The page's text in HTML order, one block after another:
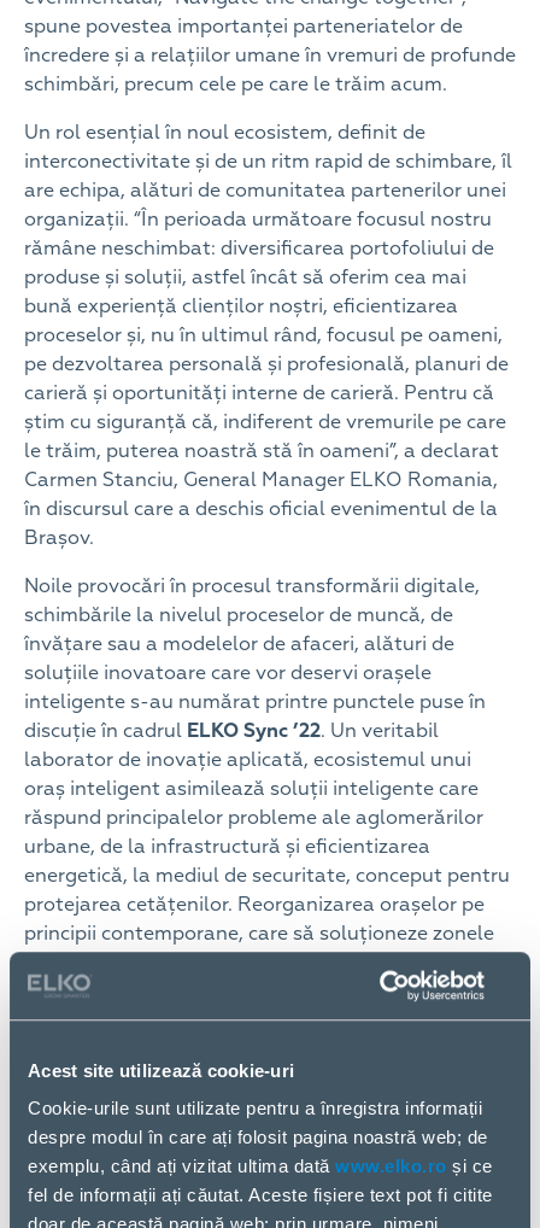
Acest site utilizează cookie-uri
Cookie-urile sunt utilizate pentru a înregistra informații
despre modul în care ați folosit pagina noastră web; de
exemplu, când ați vizitat ultima dată www.elko.ro și ce
fel de informații ați căutat. Aceste fișiere text pot fi citite
spune povestea importanței parteneriatelor de
încredere și a relațiilor umane în vremuri de profunde
schimbări, precum cele pe care le trăim acum.
Un rol esențial în noul ecosistem, definit de
interconectivitate și de un ritm rapid de schimbare, îl
are echipa, alături de comunitatea partenerilor unei
organizații. “În perioada următoare focusul nostru
rămâne neschimbat: diversificarea portofoliului de
produse și soluții, astfel încât să oferim cea mai
bună experiență clienților noștri, eficientizarea
proceselor și, nu în ultimul rând, focusul pe oameni,
pe dezvoltarea personală și profesională, planuri de
carieră și oportunități interne de carieră. Pentru că
știm cu siguranță că, indiferent de vremurile pe care
le trăim, puterea noastră stă în oameni”, a declarat
Carmen Stanciu, General Manager ELKO Romania,
în discursul care a deschis oficial evenimentul de la
Brașov.
Noile provocări în procesul transformării digitale,
schimbările la nivelul proceselor de muncă, de
învățare sau a modelelor de afaceri, alături de
soluțiile inovatoare care vor deservi orașele
inteligente s-au numărat printre punctele puse în
discuție în cadrul ELKO Sync ’22. Un veritabil
laborator de inovație aplicată, ecosistemul unui
oraș inteligent asimilează soluții inteligente care
răspund principalelor probleme ale aglomerărilor
urbane, de la infrastructură și eficientizarea
energetică, la mediul de securitate, conceput pentru
protejarea cetățenilor. Reorganizarea orașelor pe
principii contemporane, care să soluționeze zonele
direcție principală de dezvoltare în următorii ani
pentru industria IT.